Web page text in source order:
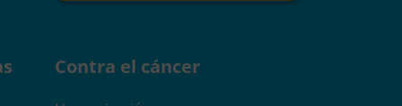
Contra el cáncer